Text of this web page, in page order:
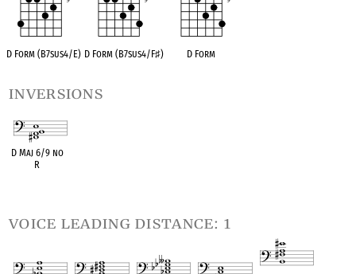
D Form (B7sus4/E) D Form (B7sus4/F♯) D Form
inversions
D Maj 6/9 no
R
voice leading distance: 1